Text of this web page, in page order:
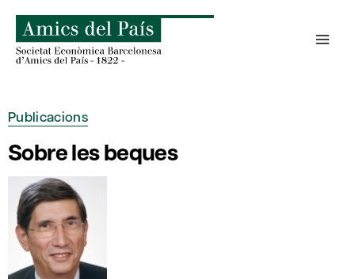
content
Publicacions
Sobre les beques